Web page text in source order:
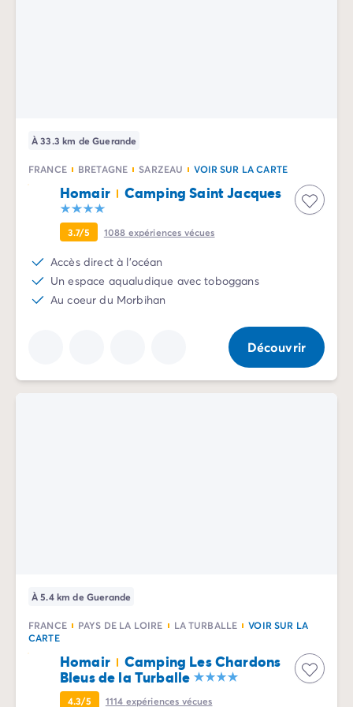
Camping Bouches du Rhône
Camping Marseille
Camping Var
Camping Fréjus
Camping Hyères les Palmiers
Camping Lavandou
Camping Port Grimaud
Camping Saint-Raphaël
Camping Ardèche
Camping Costa Brava
Camping Escala
Camping Palamos
Camping Tossa de Mar
Camping Costa Dorada
À 33.3 km de Guerande
FRANCE BRETAGNE SARZEAU VOIR SUR LA CARTE
Homair Camping Saint Jacques
3.7/5 1088 expériences vécues
Accès direct à l'océan
Un espace aqualudique avec toboggans
Au coeur du Morbihan
Découvrir
À 5.4 km de Guerande
FRANCE PAYS DE LA LOIRE LA TURBALLE
VOIR SUR LA
CARTE
Homair
Camping Les Chardons
Bleus de la Turballe
4.3/5 1114 expériences vécues